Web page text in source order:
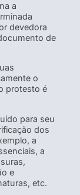
a
devedora
de
o
protesto é
para seu
dos
a
a
e
etc.